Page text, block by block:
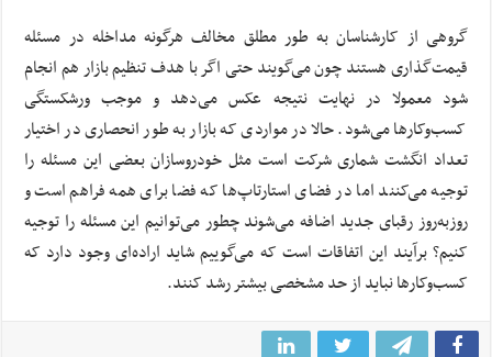
گروهی از کارشناسان به طور مطلق مخالف هرگونه مداخله در مسئله
قیمت‌گذاری هستند چون می‌گویند حتی اگر با هدف تنظیم بازار هم انجام
شود معمولا در نهایت نتیجه عکس می‌دهد و موجب ورشکستگی
کسب‌وکارها می‌شود. حالا در مواردی که بازار به طور انحصاری در اختیار
تعداد انگشت شماری شرکت است مثل خودروسازان بعضی این مسئله را
توجیه می‌کنند اما در فضای استارتاپ‌ها که فضا برای همه فراهم است و
روز‌به‌روز رقبای جدید اضافه می‌شوند چطور می‌توانیم این مسئله را توجیه
کنیم؟ برآیند این اتفاقات است که می‌گوییم شاید اراده‌ای وجود دارد که
کسب‌وکارها نباید از حد مشخصی بیشتر رشد کنند.